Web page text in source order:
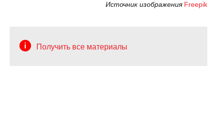
Источник изображения Freepik
Получить все материалы